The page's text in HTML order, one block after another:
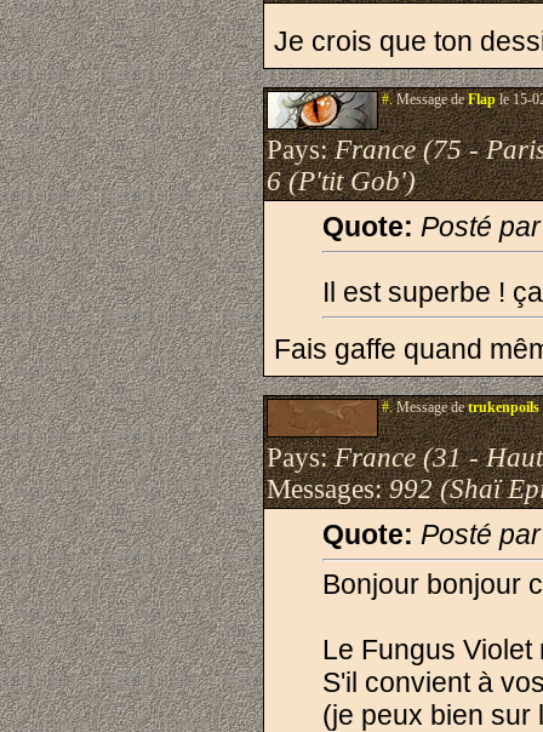
Je crois que ton
#.Message deFlaple 15-
Pays:France (75 -
6 (P'tit Gob')
Quote: Posté
Il est superbe !
Fais gaffe quand
#.Message detrukenpoils
Pays:France (31 -
Messages:992 (Shaï
Quote: Posté
Bonjour bonjour
Le Fungus
S'il convient à
(je peux bien sur